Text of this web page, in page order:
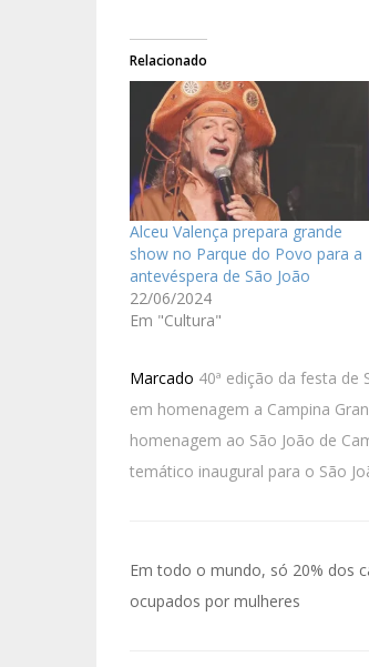
Relacionado
Alceu Valença prepara grande
show no Parque do Povo para a
antevéspera de São João
22/06/2024
Em "Cultura"
Marcado 40ª edição da festa de
em homenagem a Campina
homenagem ao São João de
temático inaugural para o São
Em todo o mundo, só 20% dos
ocupados por mulheres